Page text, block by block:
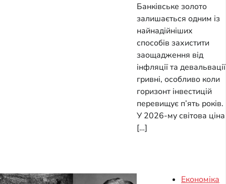
Банківське золото
залишається одним із
найнадійніших
способів захистити
заощадження від
інфляції та девальвації
гривні, особливо коли
горизонт інвестицій
перевищує п’ять років.
У 2026-му світова ціна
[…]
Економіка